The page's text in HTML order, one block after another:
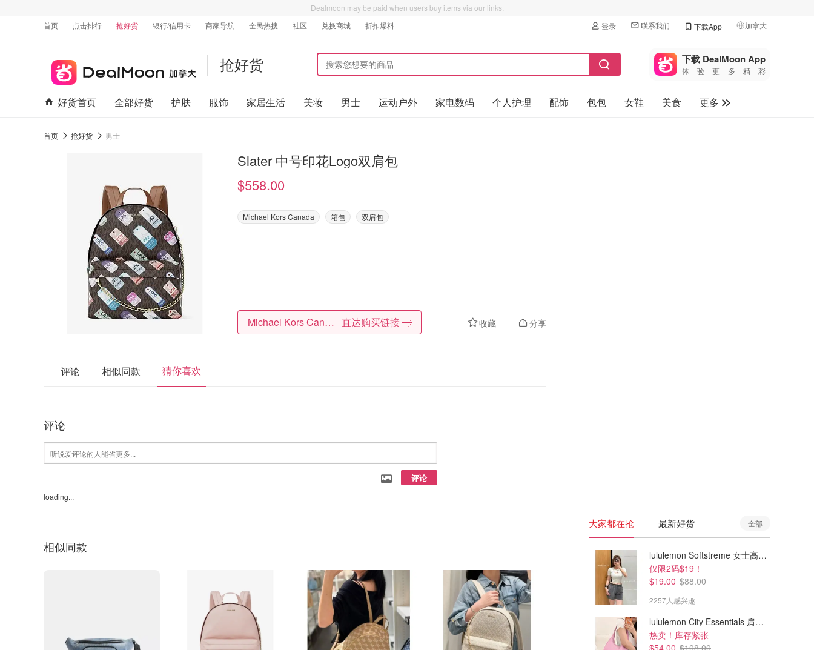
Dealmoon may be paid when users buy items via our links.
首页
点击排行 抢好货 银行/信用卡 商家导航 全民热搜 社区 兑换商城 折扣爆料 登录 联系我们 下载App 加拿大
🇺🇸
美国
🇨🇳中国
🇨🇦加拿大
抢好货 下载 DealMoon App
体验更多精彩
好货首页 全部好货 护肤 服饰 家居生活 美妆 男士 运动户外 家电数码 个人护理 配饰 包包 女鞋 美食
更多
首页 抢好货 男士
Slater 中号印花Logo双肩包
$558.00
Michael Kors Canada 箱包 双肩包
收藏 分享
Michael Kors Canada 直达购买链接
评论 相似同款 猜你喜欢
评论
评论
loading...
相似同款
大家都在抢 最新好货 全部
lululemon Softstreme 女士高腰短裤 10cm
仅限2码$19！
$19.00 $88.00
2257人感兴趣
lululemon City Essentials 肩背包 4L
热卖！库存紧张
$54.00 $108.00